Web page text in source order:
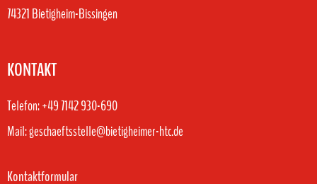
74321 Bietigheim-Bissingen
KONTAKT
Telefon: +49 7142 930-690
Mail: geschaeftsstelle@bietigheimer-htc.de
Kontaktformular